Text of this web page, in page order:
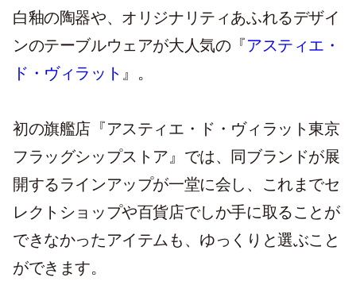
白釉の陶器や、オリジナリティあふれるデザイ
ンのテーブルウェアが大人気の『アスティエ・
ド・ヴィラット 』。
初の旗艦店『アスティエ・ド・ヴィラット東京
フラッグシップストア』では、同ブランドが展
開するラインアップが一堂に会し、これまでセ
レクトショップや百貨店でしか手に取ることが
できなかったアイテムも、ゆっくりと選ぶこと
ができます。